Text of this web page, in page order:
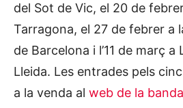
del Sot de Vic, el 20 de
Tarragona, el 27 de febrer a
de Barcelona i l’11 de març
Lleida. Les entrades pels
a la venda al web de la banda